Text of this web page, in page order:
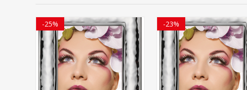
-25% -23%